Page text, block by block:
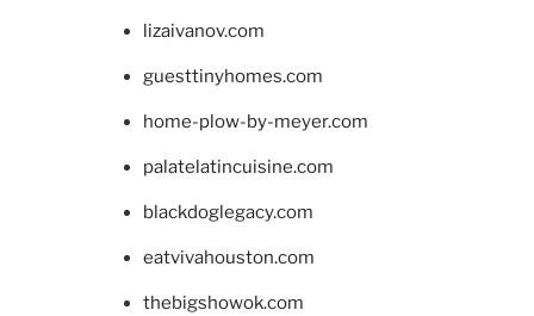
lizaivanov.com
guesttinyhomes.com
home-plow-by-meyer.com
palatelatincuisine.com
blackdoglegacy.com
eatvivahouston.com
thebigshowok.com